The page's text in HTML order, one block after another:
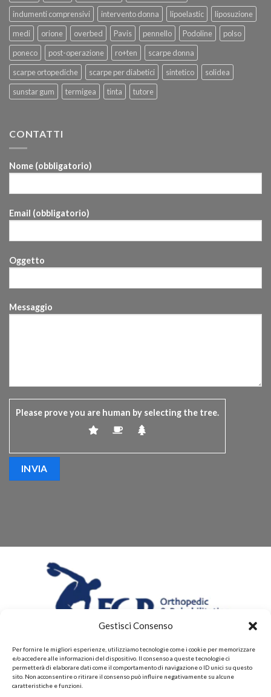
Gestisci Consenso
Per fornire le migliori esperienze, utilizziamo tecnologie come i cookie per memorizzare
e/o accedere alle informazioni del dispositivo. Il consenso a queste tecnologie ci
permetterà di elaborare dati come il comportamento di navigazione o ID unici su questo
sito. Non acconsentire o ritirare il consenso può influire negativamente su alcune
caratteristiche e funzioni.
indumenti comprensivi
intervento donna lipoelastic
liposuzione
medi
orione overbed Pavis pennello Podoline
polso
poneco
post-operazione ro+ten
scarpe donna
scarpe ortopediche
scarpe per diabetici sintetico
solidea
sunstar gum
termigea tinta tutore
CONTATTI
Nome (obbligatorio)
Email (obbligatorio)
Oggetto
Messaggio
Please prove you are human by selecting the tree.